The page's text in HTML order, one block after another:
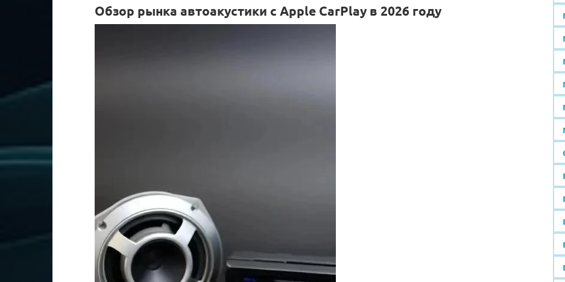
Обзор рынка автоакустики с Apple CarPlay в 2026 году